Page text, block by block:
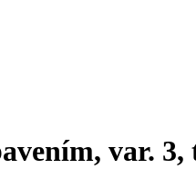
var.